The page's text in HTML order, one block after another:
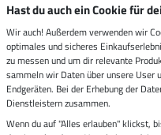
Zustellung durch
Sicher bezahlen mit
Hast du auch ein Cookie für
Wir auch! Außerdem verwenden wir
optimales und sicheres
zu messen und um dir relevante
sammeln wir Daten über unsere User
Endgeräten. Bei der Erhebung der
Dienstleistern zusammen.
Wenn du auf "Alles erlauben" klickst,